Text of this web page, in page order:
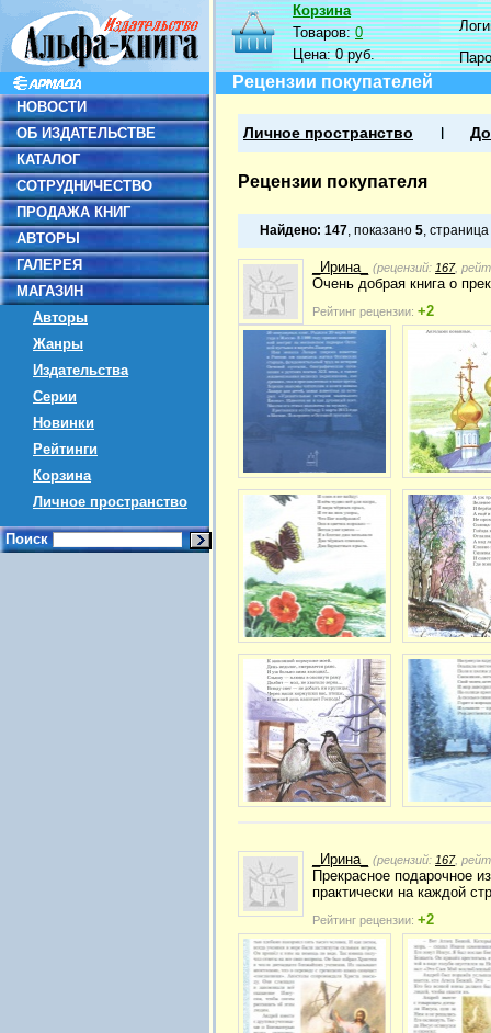
НОВОСТИ
ОБ ИЗДАТЕЛЬСТВЕ
КАТАЛОГ
СОТРУДНИЧЕСТВО
ПРОДАЖА КНИГ
АВТОРЫ
ГАЛЕРЕЯ
МАГАЗИН
Авторы
Жанры
Издательства
Серии
Новинки
Рейтинги
Корзина
Личное пространство
Поиск
Корзина
Товаров:0
Цена:0 руб.
Рецензии покупателей
Личное пространство
Рецензии покупателя
Найдено: 147, показано 5, страница
_Ирина_ (рецензий: 167,
Очень добрая книга о
Рейтинг рецензии: +2
_Ирина_ (рецензий: 167,
Прекрасное подарочное
практически на каждой
Рейтинг рецензии: +2